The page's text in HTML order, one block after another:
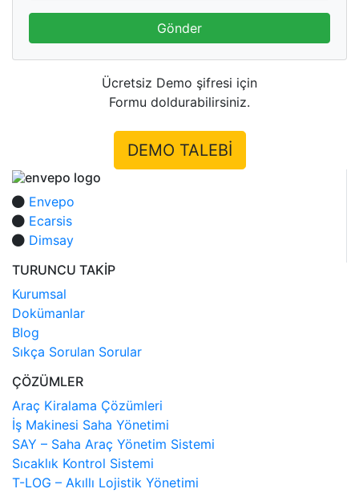
Gönder
Ücretsiz Demo şifresi için
Formu doldurabilirsiniz.
DEMO TALEBİ
Envepo
Ecarsis
Dimsay
TURUNCU TAKİP
Kurumsal
Dokümanlar
Blog
Sıkça Sorulan Sorular
ÇÖZÜMLER
Araç Kiralama Çözümleri
İş Makinesi Saha Yönetimi
SAY – Saha Araç Yönetim Sistemi
Sıcaklık Kontrol Sistemi
T-LOG – Akıllı Lojistik Yönetimi